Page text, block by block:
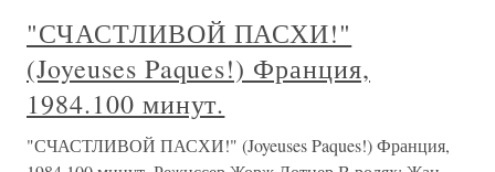
"СЧАСТЛИВОЙ ПАСХИ!"
(Joyeuses Paques!) Франция,
1984.100 минут.
"СЧАСТЛИВОЙ ПАСХИ!" (Joyeuses Paques!) Франция,